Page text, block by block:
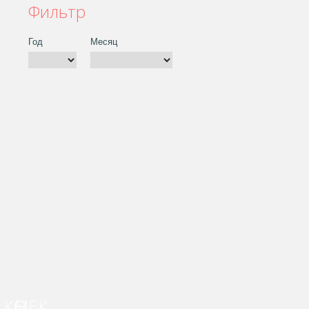
Фильтр
Год Месяц